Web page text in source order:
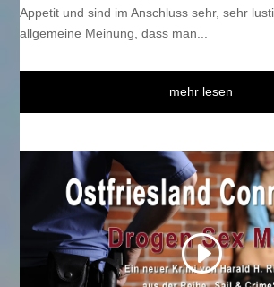
Appetit und sind im Anschluss sehr, sehr
allgemeine Meinung, dass man...
mehr lesen